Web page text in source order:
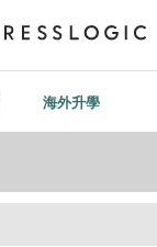
海外升學